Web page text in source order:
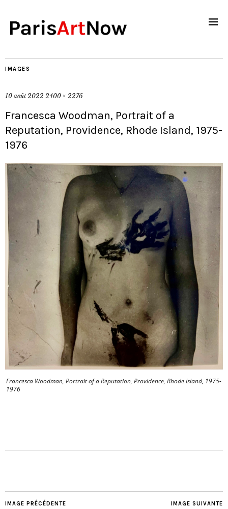
IMAGES
10 août 2022 2400 × 2276
Francesca Woodman, Portrait of a
Reputation, Providence, Rhode Island, 1975-
1976
Francesca Woodman, Portrait of a Reputation, Providence, Rhode Island, 1975-
1976
IMAGE SUIVANTE
IMAGE PRÉCÉDENTE